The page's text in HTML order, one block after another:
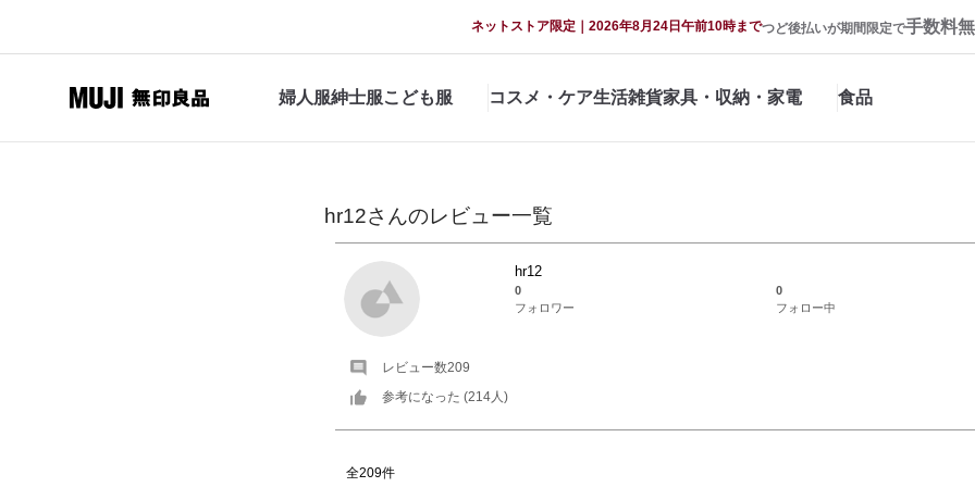
ネットストア限定｜2026年8月24日午前10時までつど後払いが期間限定で手数料
婦人服紳士服こども服 コスメ・ケア生活雑貨家具・収納・家電 食品
hr12さんのレビュー一覧
hr12
0
0
フォロワー
フォロー中
レビュー数209
参考になった (214 人)
全209件